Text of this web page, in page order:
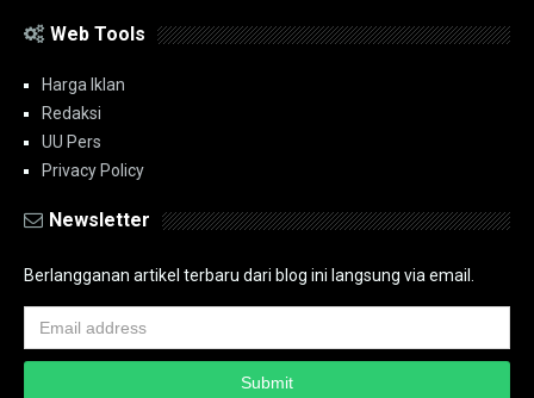
Web Tools
Harga Iklan
Redaksi
UU Pers
Privacy Policy
Newsletter
Berlangganan artikel terbaru dari blog ini langsung via email.